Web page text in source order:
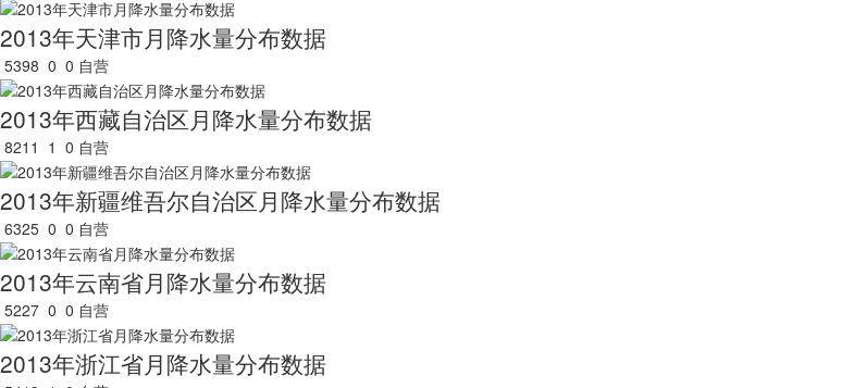
2013年天津市月降水量分布数据
5398 0 0 自营
2013年西藏自治区月降水量分布数据
8211 1 0 自营
2013年新疆维吾尔自治区月降水量分布数据
6325 0 0 自营
2013年云南省月降水量分布数据
5227 0 0 自营
2013年浙江省月降水量分布数据